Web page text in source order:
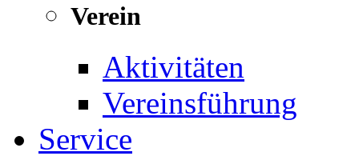
Verein
Aktivitäten
Vereinsführung
Service